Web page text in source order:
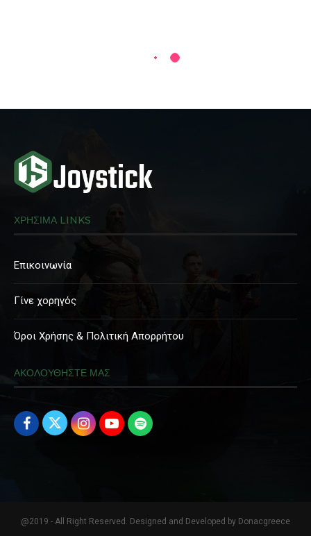
ΧΡΗΣΙΜΑ LINKS
Επικοινωνία
Γίνε χορηγός
Όροι Χρήσης & Πολιτική Απορρήτου
ΑΚΟΛΟΥΘΗΣΤΕ ΜΑΣ
@2019 - All Right Reserved. Designed and Developed by Donacgreece